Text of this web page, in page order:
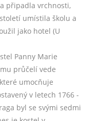
připadla vrchnosti,
umístila školu a
jako hotel (U
Panny Marie
průčelí vede
umocňuje
v letech 1766 -
byl se svými sedmi